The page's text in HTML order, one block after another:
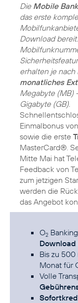
Die Mobile
das erste
Download
erhalten je
monatliches
Megabyte (MB)
Gigabyte (GB).
Einmalbonus
sowie die erste
MasterCard®.
Mitte Mai hat
Feedback von
zum jetzigen
werden die
das Angebot
O2
Download
Bis zu 500
Monat für
Volle